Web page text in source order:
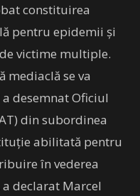
constituirea
pentru epidemii și
victime multiple.
mediaclă se va
desemnat Oficiul
din subordinea
abilitată pentru
în vederea
declarat Marcel